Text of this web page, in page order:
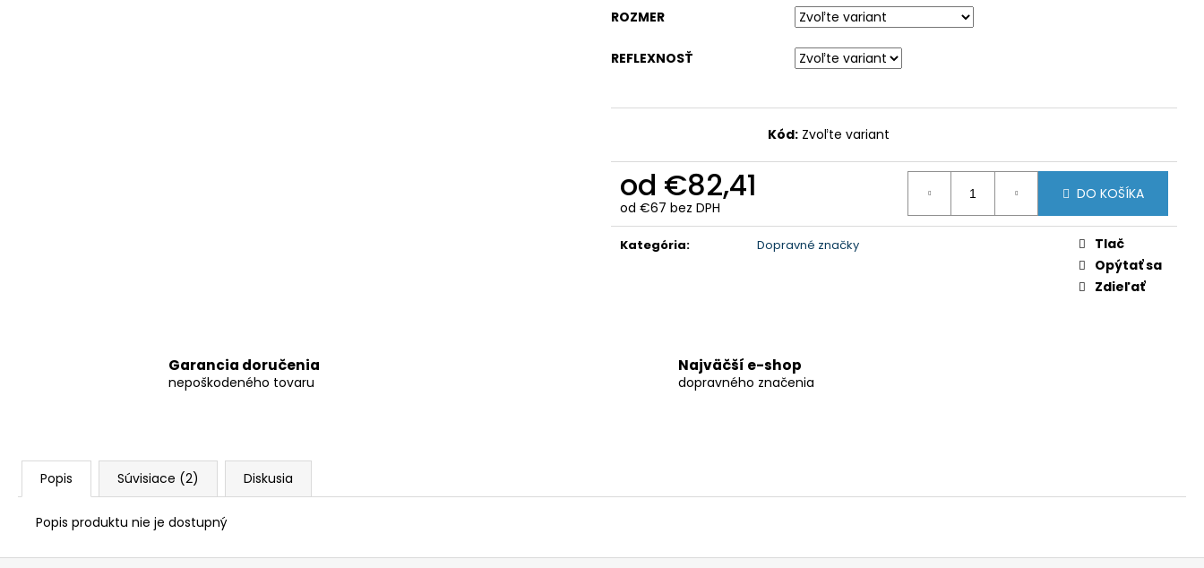
ROZMER
REFLEXNOSŤ
Kód: Zvoľte variant
od €82,41
od €67 bez DPH
Jednotková
cena:
DO KOŠÍKA
Kategória: Dopravné značky
Tlač
Opýtať sa
Zdieľať
Garancia doručenia
nepoškodeného tovaru
Najväčší e-shop
dopravného značenia
Popis Súvisiace (2) Diskusia
Popis produktu nie je dostupný